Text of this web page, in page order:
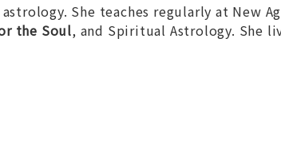
She teaches regularly at New
the Soul, and Spiritual Astrology. She